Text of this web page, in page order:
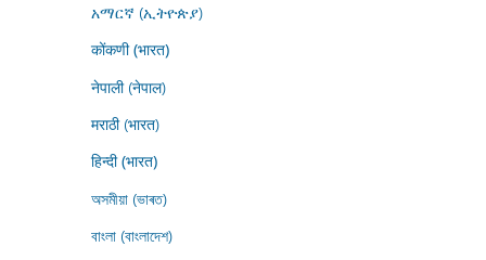
አማርኛ (ኢትዮጵያ)
कोंकणी (भारत)
नेपाली (नेपाल)
मराठी (भारत)
हिन्दी (भारत)
অসমীয়া (ভাৰত)
বাংলা (বাংলাদেশ)